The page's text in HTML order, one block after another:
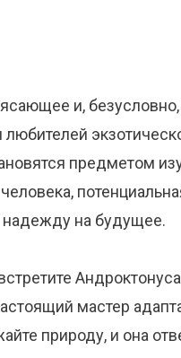
и,
предметом
на будущее.
мастер
природу, и она